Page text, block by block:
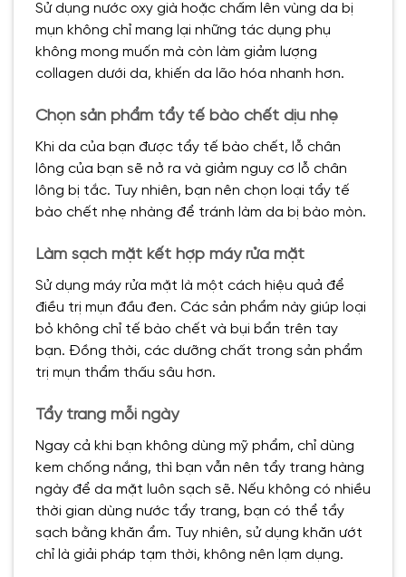
Sử dụng nước oxy già hoặc chấm lên vùng da bị
mụn không chỉ mang lại những tác dụng phụ
không mong muốn mà còn làm giảm lượng
collagen dưới da, khiến da lão hóa nhanh hơn.
Chọn sản phẩm tẩy tế bào chết dịu nhẹ
Khi da của bạn được tẩy tế bào chết, lỗ chân
lông của bạn sẽ nở ra và giảm nguy cơ lỗ chân
lông bị tắc. Tuy nhiên, bạn nên chọn loại tẩy tế
bào chết nhẹ nhàng để tránh làm da bị bào mòn.
Làm sạch mặt kết hợp máy rửa mặt
Sử dụng máy rửa mặt là một cách hiệu quả để
điều trị mụn đầu đen. Các sản phẩm này giúp loại
bỏ không chỉ tế bào chết và bụi bẩn trên tay
bạn. Đồng thời, các dưỡng chất trong sản phẩm
trị mụn thẩm thấu sâu hơn.
Tẩy trang mỗi ngày
Ngay cả khi bạn không dùng mỹ phẩm, chỉ dùng
kem chống nắng, thì bạn vẫn nên tẩy trang hàng
ngày để da mặt luôn sạch sẽ. Nếu không có nhiều
thời gian dùng nước tẩy trang, bạn có thể tẩy
sạch bằng khăn ẩm. Tuy nhiên, sử dụng khăn ướt
chỉ là giải pháp tạm thời, không nên lạm dụng.